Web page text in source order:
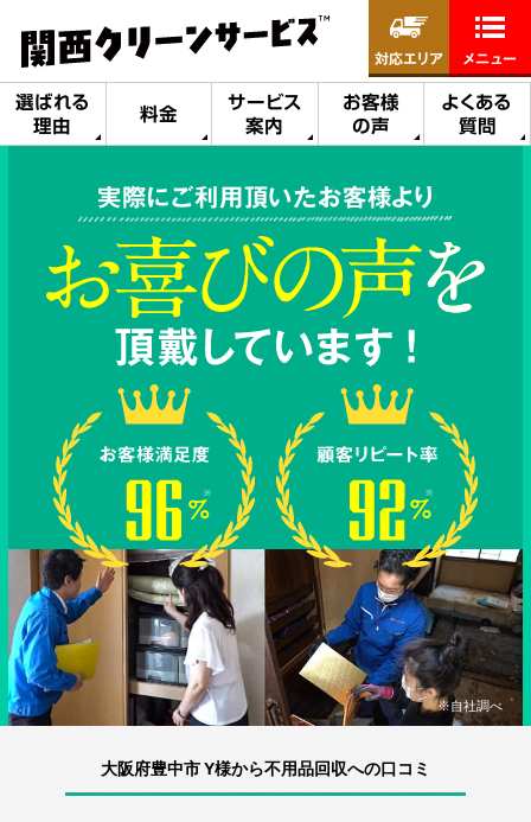
選ばれる
理由
料金
サービス
案内
お客様
の声
よくある
質問
対応エリア メニュー
実際にご利用頂いたお客様より
※自社調べ
大阪府豊中市 Y様から不用品回収への口コミ